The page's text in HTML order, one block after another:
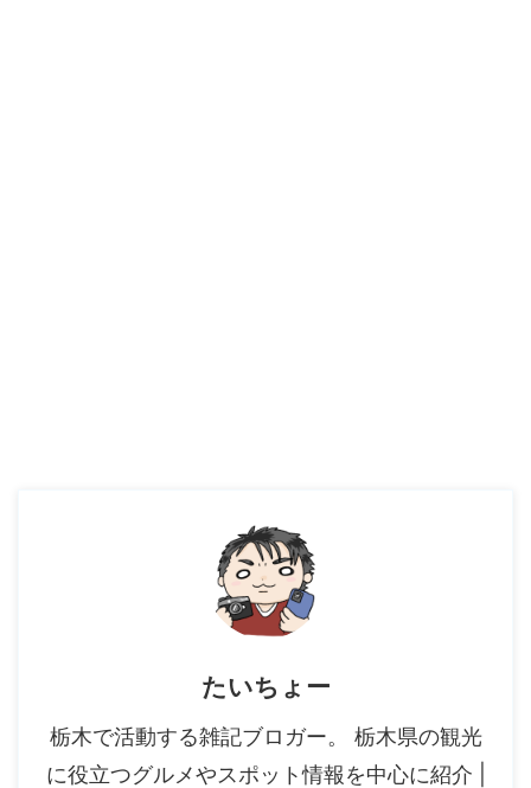
たいちょー
栃木で活動する雑記ブロガー。 栃木県の観光
に役立つグルメやスポット情報を中心に紹介 |